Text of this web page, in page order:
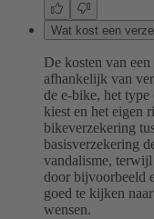
Wat kost een
De kosten van
afhankelijk van
de e-bike, het
kiest en het eigen
bikeverzekering
basisverzekering
vandalisme,
door bijvoorbeeld
goed te kijken
wensen.